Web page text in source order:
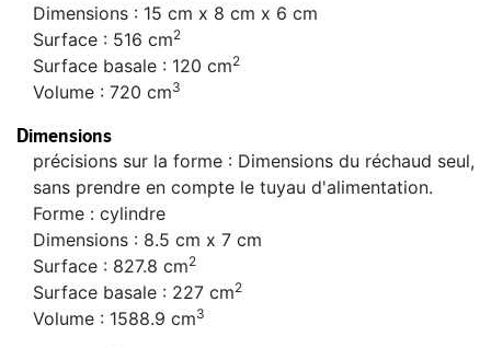
Dimensions : 15 cm x 8 cm x 6 cm
Surface : 516 cm2
Surface basale : 120 cm2
Volume : 720 cm3
Dimensions
précisions sur la forme : Dimensions du réchaud seul,
sans prendre en compte le tuyau d'alimentation.
Forme : cylindre
Dimensions : 8.5 cm x 7 cm
Surface : 827.8 cm2
Surface basale : 227 cm2
Volume : 1588.9 cm3